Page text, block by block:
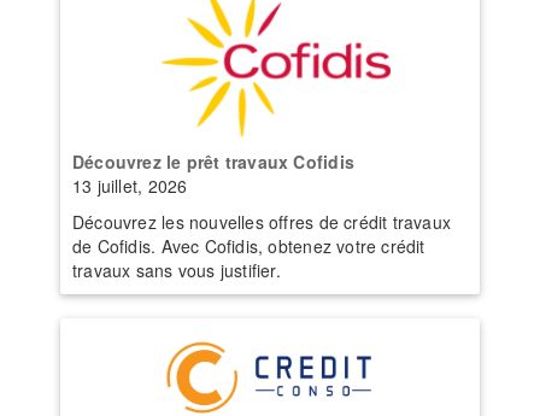
Découvrez le prêt travaux Cofidis
13 juillet, 2026
Découvrez les nouvelles offres de crédit travaux
de Cofidis. Avec Cofidis, obtenez votre crédit
travaux sans vous justifier.